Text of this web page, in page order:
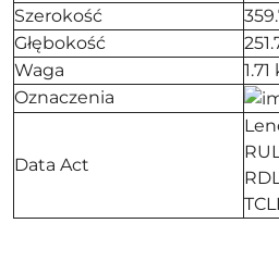
Szerokość
Głębokość
Waga
1.71
Oznaczenia
Data Act